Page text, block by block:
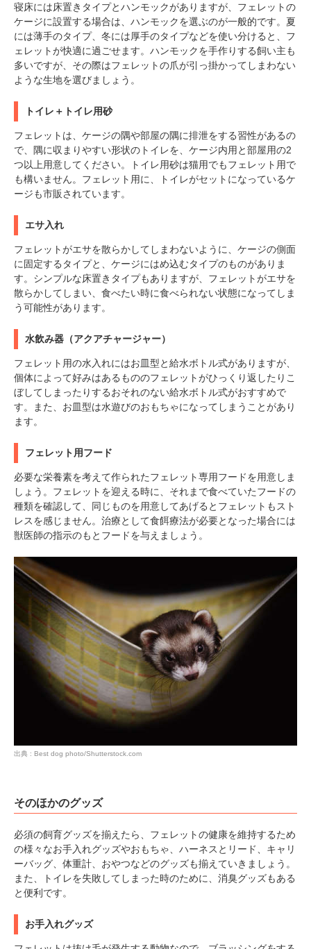
寝床には床置きタイプとハンモックがありますが、フェレットの
ケージに設置する場合は、ハンモックを選ぶのが一般的です。夏
には薄手のタイプ、冬には厚手のタイプなどを使い分けると、フ
ェレットが快適に過ごせます。ハンモックを手作りする飼い主も
多いですが、その際はフェレットの爪が引っ掛かってしまわない
ような生地を選びましょう。
トイレ＋トイレ用砂
フェレットは、ケージの隅や部屋の隅に排泄をする習性があるの
で、隅に収まりやすい形状のトイレを、ケージ内用と部屋用の2
つ以上用意してください。トイレ用砂は猫用でもフェレット用で
も構いません。フェレット用に、トイレがセットになっているケ
ージも市販されています。
エサ入れ
フェレットがエサを散らかしてしまわないように、ケージの側面
に固定するタイプと、ケージにはめ込むタイプのものがありま
す。シンプルな床置きタイプもありますが、フェレットがエサを
散らかしてしまい、食べたい時に食べられない状態になってしま
う可能性があります。
水飲み器（アクアチャージャー）
フェレット用の水入れにはお皿型と給水ボトル式がありますが、
個体によって好みはあるもののフェレットがひっくり返したりこ
ぼしてしまったりするおそれのない給水ボトル式がおすすめで
す。また、お皿型は水遊びのおもちゃになってしまうことがあり
ます。
フェレット用フード
必要な栄養素を考えて作られたフェレット専用フードを用意しま
しょう。フェレットを迎える時に、それまで食べていたフードの
種類を確認して、同じものを用意してあげるとフェレットもスト
レスを感じません。治療として食餌療法が必要となった場合には
獣医師の指示のもとフードを与えましょう。
出典 : Best dog photo/Shutterstock.com
そのほかのグッズ
必須の飼育グッズを揃えたら、フェレットの健康を維持するため
の様々なお手入れグッズやおもちゃ、ハーネスとリード、キャリ
ーバッグ、体重計、おやつなどのグッズも揃えていきましょう。
また、トイレを失敗してしまった時のために、消臭グッズもある
と便利です。
お手入れグッズ
アプリで開く